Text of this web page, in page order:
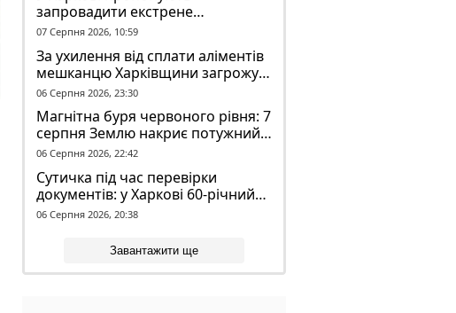
запровадити екстрене
оповіщення в трамваях і
07 Серпня 2026, 10:59
За ухилення від сплати аліментів
мешканцю Харківщини загрожує
до 2 років обмеження волі
06 Серпня 2026, 23:30
Магнітна буря червоного рівня: 7
серпня Землю накриє потужний
геомагнітний шторм
06 Серпня 2026, 22:42
Сутичка під час перевірки
документів: у Харкові 60-річний
чоловік постраждав у конфлікті з
ТЦК
06 Серпня 2026, 20:38
Завантажити ще